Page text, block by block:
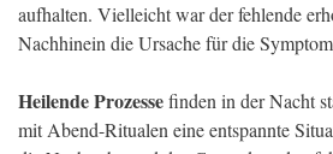
aufhalten. Vielleicht war der fehlende
Nachhinein die Ursache für die
Heilende Prozessefinden in der Nacht
mit Abend-Ritualen eine entspannte